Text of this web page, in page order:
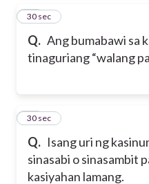
Q. Ang bumabawi sa
tinaguriang “walang
28
30 sec
Q. Isang uri ng
sinasabi o sinasambit
kasiyahan lamang.
29
30 sec